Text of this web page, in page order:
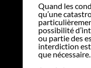
Quand les
qu’une
possibilité
ou partie des
interdiction
que nécessaire.